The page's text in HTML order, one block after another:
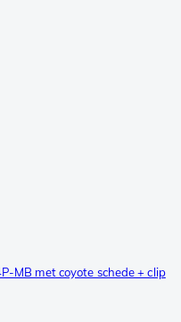
MB met coyote schede + clip